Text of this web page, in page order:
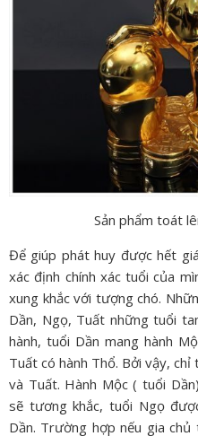
Sản phẩm toát
Để giúp phát huy được hết
xác định chính xác tuổi của
xung khắc với tượng chó.
Dần, Ngọ, Tuất những tuổi
hành, tuổi Dần mang hành
Tuất có hành Thổ. Bởi vậy,
và Tuất. Hành Mộc ( tuổi
sẽ tương khắc, tuổi Ngọ
Dần. Trường hợp nếu gia